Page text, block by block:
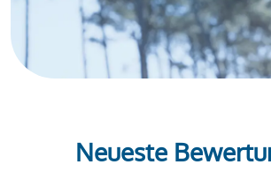
Neueste